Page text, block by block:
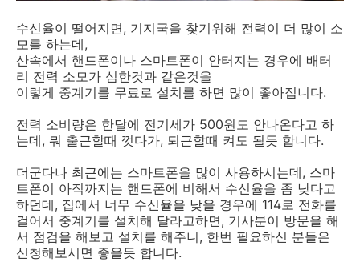
수신율이 떨어지면, 기지국을 찾기위해 전력이 더 많이 소
모를 하는데,
산속에서 핸드폰이나 스마트폰이 안터지는 경우에 배터
리 전력 소모가 심한것과 같은것을
이렇게 중계기를 무료로 설치를 하면 많이 좋아집니다.
전력 소비량은 한달에 전기세가 500원도 안나온다고 하
는데, 뭐 출근할때 껏다가, 퇴근할때 켜도 될듯 합니다.
더군다나 최근에는 스마트폰을 많이 사용하시는데, 스마
트폰이 아직까지는 핸드폰에 비해서 수신율을 좀 낮다고
하던데, 집에서 너무 수신율을 낮을 경우에 114로 전화를
걸어서 중계기를 설치해 달라고하면, 기사분이 방문을 해
서 점검을 해보고 설치를 해주니, 한번 필요하신 분들은
신청해보시면 좋을듯 합니다.